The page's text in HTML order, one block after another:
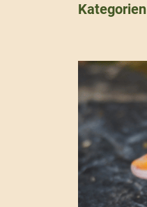
Kategorien